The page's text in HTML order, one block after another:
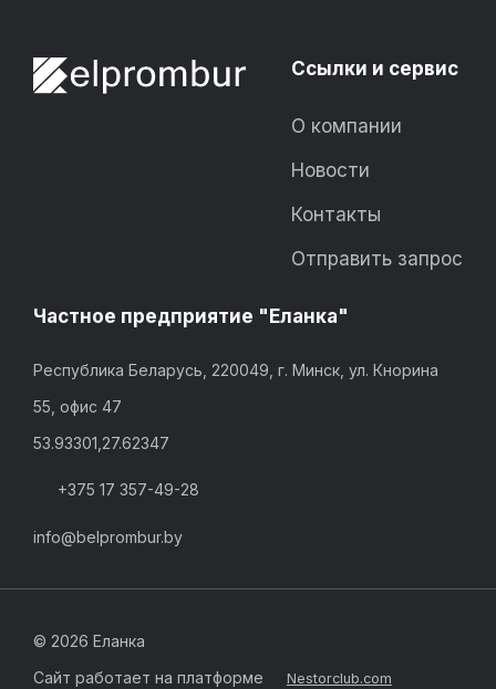
Ссылки и сервис
О компании
Новости
Контакты
Отправить запрос
Частное предприятие "Еланка"
Республика Беларусь, 220049, г. Минск, ул. Кнорина
55, офис 47
53.93301,27.62347
+375 17 357-49-28
info@belprombur.by
© 2026 Еланка
Сайт работает на платформе
Nestorclub.com